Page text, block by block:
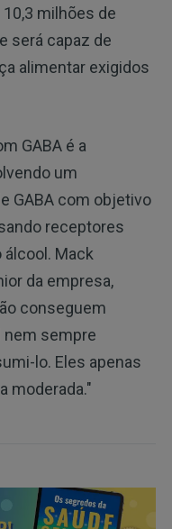
milhões de
será capaz de
alimentar exigidos
GABA é a
um
GABA com objetivo
receptores
Mack
da empresa,
conseguem
nem sempre
lo. Eles apenas
moderada."